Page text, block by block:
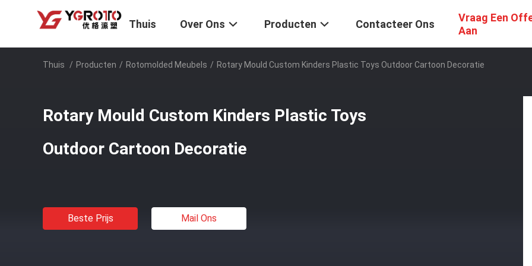
Thuis Over Ons Producten Contacteer Ons
Vraag Een
Aan
Thuis / Producten / Rotomolded Meubels / Rotary Mould Custom Kinders Plastic Toys Outdoor Cartoon Decoratie
Rotary Mould Custom Kinders Plastic Toys
Outdoor Cartoon Decoratie
Beste Prijs Mail Ons